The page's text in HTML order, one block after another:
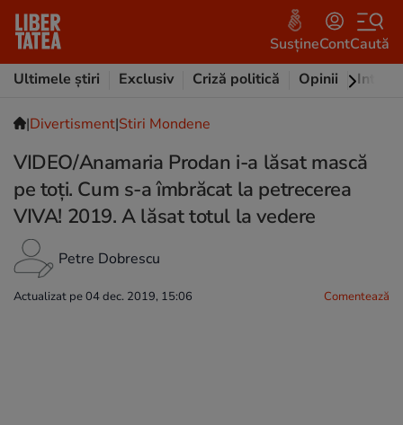
SusțineContCaută
Ultimele știri
Exclusiv Criză politică Opinii
|Divertisment|Stiri Mondene
VIDEO/Anamaria Prodan i-a lăsat mască
pe toți. Cum s-a îmbrăcat la petrecerea
VIVA! 2019. A lăsat totul la vedere
Petre Dobrescu
Actualizat pe 04 dec. 2019, 15:06 Comentează